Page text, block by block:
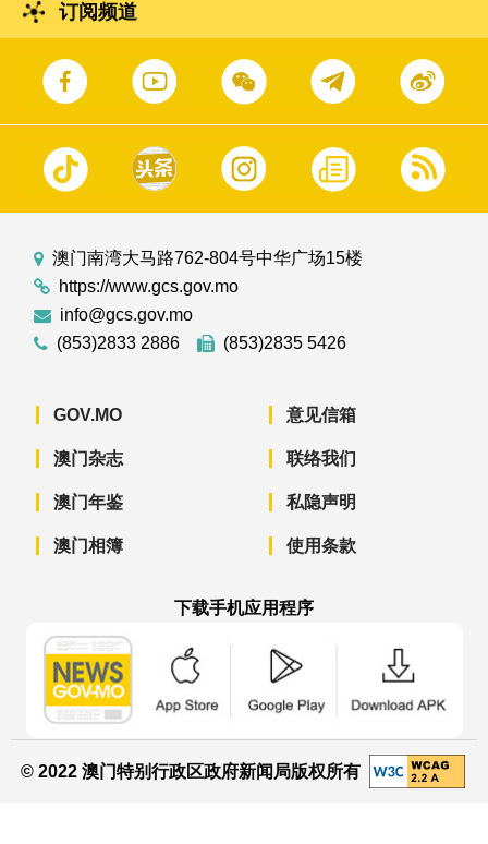
订阅频道
澳门南湾大马路762-804号中华广场15楼
https://www.gcs.gov.mo
info@gcs.gov.mo
(853)2833 2886
(853)2835 5426
GOV.MO
澳门杂志
澳门年鉴
澳门相簿
意见信箱
联络我们
私隐声明
使用条款
下载手机应用程序
© 2022 澳门特别行政区政府新闻局版权所有